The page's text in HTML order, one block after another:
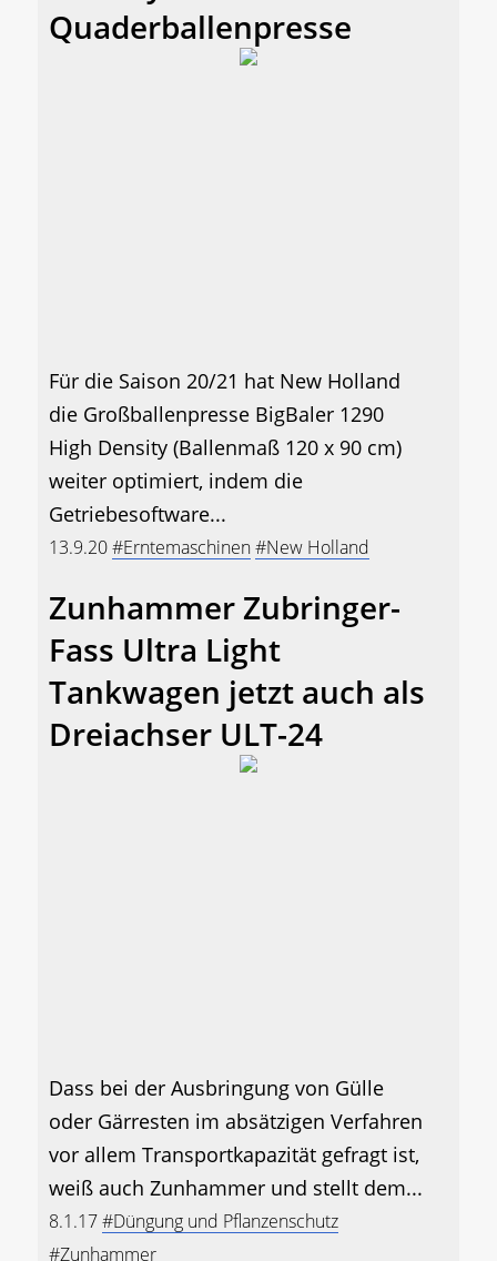
Quaderballenpresse
Für die Saison 20/21 hat New Holland
die Großballenpresse BigBaler 1290
High Density (Ballenmaß 120 x 90 cm)
weiter optimiert, indem die
Getriebesoftware...
13.9.20#Erntemaschinen#New Holland
Zunhammer Zubringer-
Fass Ultra Light
Tankwagen jetzt auch als
Dreiachser ULT-24
Dass bei der Ausbringung von Gülle
oder Gärresten im absätzigen Verfahren
vor allem Transportkapazität gefragt ist,
weiß auch Zunhammer und stellt dem...
8.1.17#Düngung und Pflanzenschutz
#Zunhammer